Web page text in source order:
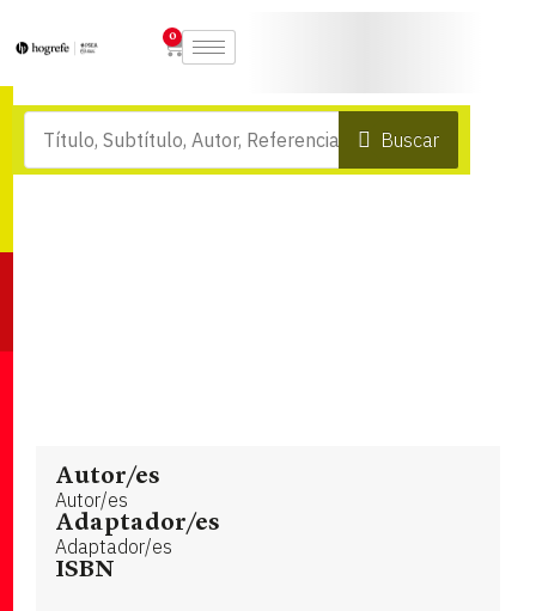
0
Buscar
Autor/es
Autor/es
Adaptador/es
Adaptador/es
ISBN